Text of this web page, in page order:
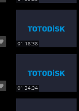
01:18:38
01:34:34